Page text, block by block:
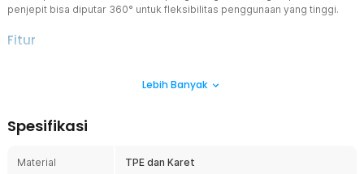
penjepit bisa diputar 360° untuk fleksibilitas penggunaan yang tinggi.
Fitur
Gerakan menjepit dengan tekanan tertentu memberikan latihan
Bebas Atur Tekanan
berat.
Lebih Banyak
Spesifikasi
Material TPE dan Karet